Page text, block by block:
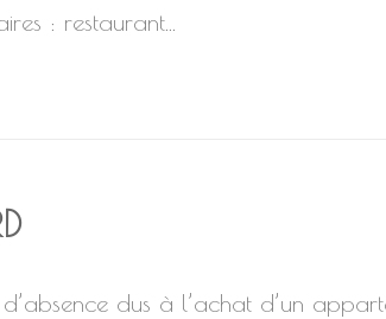
: restaurant...
dus à l’achat d’un